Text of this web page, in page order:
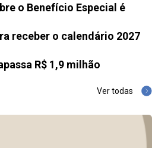
o Benefício Especial é
receber o calendário 2027
R$ 1,9 milhão
Ver todas